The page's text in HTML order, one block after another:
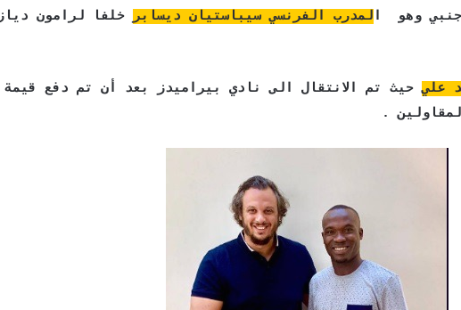
وهو ا لمدرب الفرنسي سيباستيان ديسابر
خلفا لرامون دياز
عليحيث تم الانتقال الى نادي بيراميدز بعد أن تم دفع قيمة
.